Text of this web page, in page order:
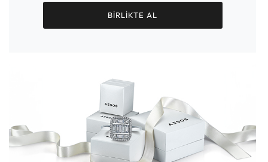
BİRLİKTE AL